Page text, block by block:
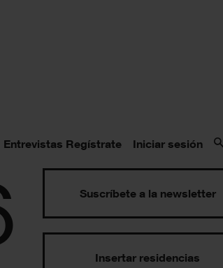
Entrevistas Regístrate Iniciar sesión
Suscríbete a la newsletter
Insertar residencias